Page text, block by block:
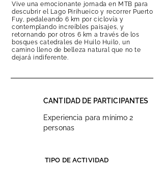
Vive una emocionante jornada en MTB para
descubrir el Lago Pirihueico y recorrer Puerto
Fuy, pedaleando 6 km por ciclovía y
contemplando increíbles paisajes, y
retornando por otros 6 km a través de los
bosques catedrales de Huilo Huilo, un
camino lleno de belleza natural que no te
dejará indiferente.
CANTIDAD DE PARTICIPANTES
Experiencia para mínimo 2
personas
TIPO DE ACTIVIDAD